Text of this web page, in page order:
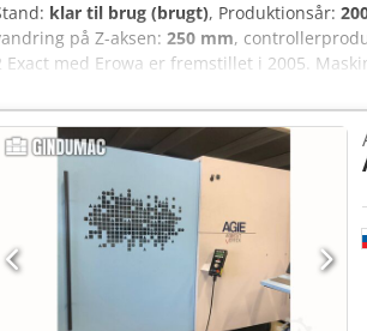
klar til brug (brugt), Produktionsår:
på Z-aksen: 250 mm,
Exact med Erowa er fremstillet i 2005.
mm og en Z-akse på 250 mm. Den er udstyret
MULTI med 60 ITS 148 pladser og
sænkeeroderingsmaskiner, bør du overveje
yderligere information. Dedjy S A Dcjpfx
50 magasinpladser